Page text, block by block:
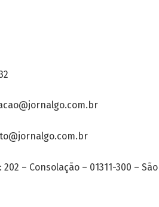
– Consolação – 01311-300 – São